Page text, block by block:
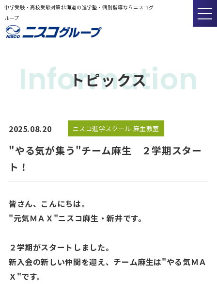
中学受験・高校受験対策北海道の進学塾・個別指導ならニスコグ
ループ
トピックス
Information
2025.08.20 ニスコ進学スクール 麻生教室
"やる気が集う"チーム麻生 ２学期スター
ト！
皆さん、こんにちは。
"元気ＭＡＸ"ニスコ麻生・新井です。
２学期がスタートしました。
新入会の新しい仲間を迎え、チーム麻生は"やる気ＭＡ
Ｘ"です。